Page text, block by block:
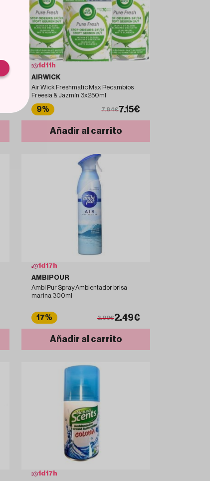
1 d 11 h
AIRWICK
Air Wick Freshmatic Max Recambios
Freesia & Jazmín 3x250ml
9% 7.84€7.15€
Añadir al carrito
1 d 17 h
AMBIPOUR
Ambi Pur Spray Ambientador brisa
marina 300ml
17% 2.99€2.49€
Añadir al carrito
1 d 17 h